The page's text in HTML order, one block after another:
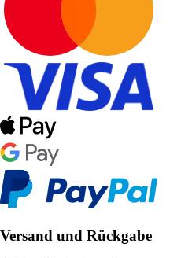
Versand und Rückgabe